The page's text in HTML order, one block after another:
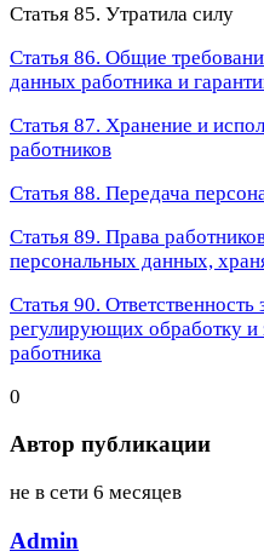
Статья 85. Утратила силу
Статья 86. Общие
данных работника и
Статья 87. Хранение и
работников
Статья 88. Передача
Статья 89. Права
персональных данных,
Статья 90.
регулирующих обработку
работника
0
Автор публикации
не в сети 6 месяцев
Admin